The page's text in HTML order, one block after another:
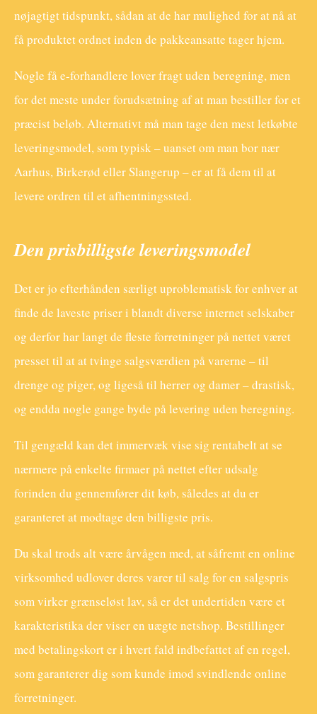
nøjagtigt tidspunkt, sådan at de har mulighed for at nå at
få produktet ordnet inden de pakkeansatte tager hjem.
Nogle få e-forhandlere lover fragt uden beregning, men
for det meste under forudsætning af at man bestiller for et
præcist beløb. Alternativt må man tage den mest letkøbte
leveringsmodel, som typisk – uanset om man bor nær
Aarhus, Birkerød eller Slangerup – er at få dem til at
levere ordren til et afhentningssted.
Den prisbilligste leveringsmodel
Det er jo efterhånden særligt uproblematisk for enhver at
finde de laveste priser i blandt diverse internet selskaber
og derfor har langt de fleste forretninger på nettet været
presset til at at tvinge salgsværdien på varerne – til
drenge og piger, og ligeså til herrer og damer – drastisk,
og endda nogle gange byde på levering uden beregning.
Til gengæld kan det immervæk vise sig rentabelt at se
nærmere på enkelte firmaer på nettet efter udsalg
forinden du gennemfører dit køb, således at du er
garanteret at modtage den billigste pris.
Du skal trods alt være årvågen med, at såfremt en online
virksomhed udlover deres varer til salg for en salgspris
som virker grænseløst lav, så er det undertiden være et
karakteristika der viser en uægte netshop. Bestillinger
med betalingskort er i hvert fald indbefattet af en regel,
som garanterer dig som kunde imod svindlende online
forretninger.